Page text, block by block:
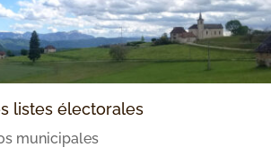
listes électorales
municipales